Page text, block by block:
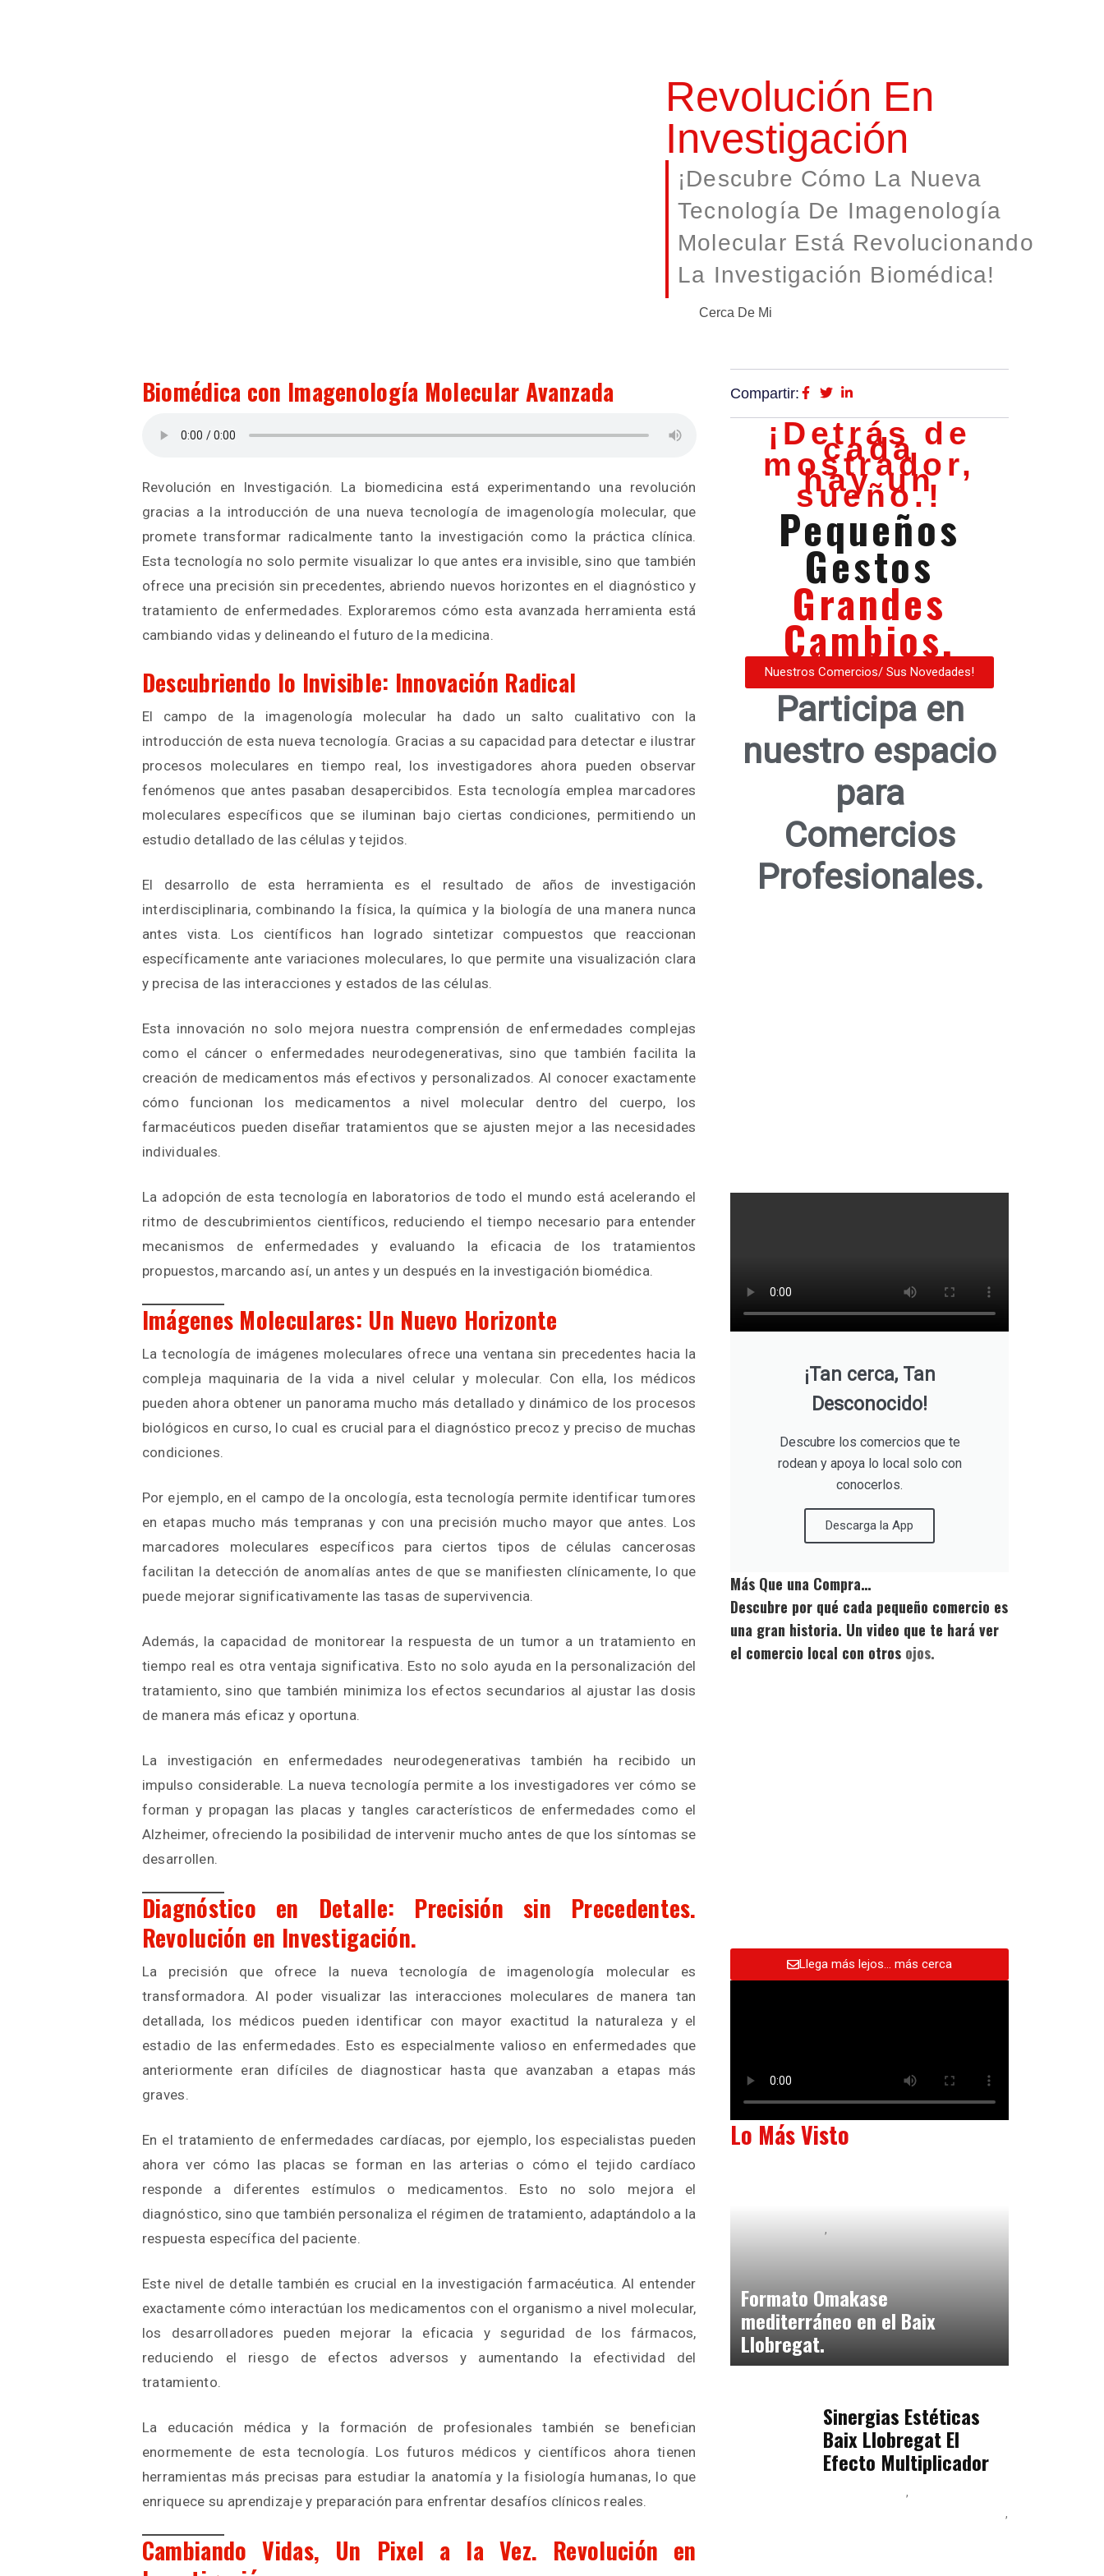
Revolución En
Investigación
¡Descubre Cómo La Nueva
Tecnología De Imagenología
Molecular Está Revolucionando
La Investigación Biomédica!
Cerca De Mi
Biomédica con Imagenología Molecular Avanzada
Revolución en Investigación. La biomedicina está experimentando una revolución
gracias a la introducción de una nueva tecnología de imagenología molecular, que
promete transformar radicalmente tanto la investigación como la práctica clínica.
Esta tecnología no solo permite visualizar lo que antes era invisible, sino que también
ofrece una precisión sin precedentes, abriendo nuevos horizontes en el diagnóstico y
tratamiento de enfermedades. Exploraremos cómo esta avanzada herramienta está
cambiando vidas y delineando el futuro de la medicina.
Descubriendo lo Invisible: Innovación Radical
El campo de la imagenología molecular ha dado un salto cualitativo con la
introducción de esta nueva tecnología. Gracias a su capacidad para detectar e ilustrar
procesos moleculares en tiempo real, los investigadores ahora pueden observar
fenómenos que antes pasaban desapercibidos. Esta tecnología emplea marcadores
moleculares específicos que se iluminan bajo ciertas condiciones, permitiendo un
estudio detallado de las células y tejidos.
El desarrollo de esta herramienta es el resultado de años de investigación
interdisciplinaria, combinando la física, la química y la biología de una manera nunca
antes vista. Los científicos han logrado sintetizar compuestos que reaccionan
específicamente ante variaciones moleculares, lo que permite una visualización clara
y precisa de las interacciones y estados de las células.
Esta innovación no solo mejora nuestra comprensión de enfermedades complejas
como el cáncer o enfermedades neurodegenerativas, sino que también facilita la
creación de medicamentos más efectivos y personalizados. Al conocer exactamente
cómo funcionan los medicamentos a nivel molecular dentro del cuerpo, los
farmacéuticos pueden diseñar tratamientos que se ajusten mejor a las necesidades
individuales.
La adopción de esta tecnología en laboratorios de todo el mundo está acelerando el
ritmo de descubrimientos científicos, reduciendo el tiempo necesario para entender
mecanismos de enfermedades y evaluando la eficacia de los tratamientos
propuestos, marcando así, un antes y un después en la investigación biomédica.
Imágenes Moleculares: Un Nuevo Horizonte
La tecnología de imágenes moleculares ofrece una ventana sin precedentes hacia la
compleja maquinaria de la vida a nivel celular y molecular. Con ella, los médicos
pueden ahora obtener un panorama mucho más detallado y dinámico de los procesos
biológicos en curso, lo cual es crucial para el diagnóstico precoz y preciso de muchas
condiciones.
Por ejemplo, en el campo de la oncología, esta tecnología permite identificar tumores
en etapas mucho más tempranas y con una precisión mucho mayor que antes. Los
marcadores moleculares específicos para ciertos tipos de células cancerosas
facilitan la detección de anomalías antes de que se manifiesten clínicamente, lo que
puede mejorar significativamente las tasas de supervivencia.
Además, la capacidad de monitorear la respuesta de un tumor a un tratamiento en
tiempo real es otra ventaja significativa. Esto no solo ayuda en la personalización del
tratamiento, sino que también minimiza los efectos secundarios al ajustar las dosis
de manera más eficaz y oportuna.
La investigación en enfermedades neurodegenerativas también ha recibido un
impulso considerable. La nueva tecnología permite a los investigadores ver cómo se
forman y propagan las placas y tangles característicos de enfermedades como el
Alzheimer, ofreciendo la posibilidad de intervenir mucho antes de que los síntomas se
desarrollen.
Diagnóstico en Detalle: Precisión sin Precedentes.
Revolución en Investigación.
La precisión que ofrece la nueva tecnología de imagenología molecular es
transformadora. Al poder visualizar las interacciones moleculares de manera tan
detallada, los médicos pueden identificar con mayor exactitud la naturaleza y el
estadio de las enfermedades. Esto es especialmente valioso en enfermedades que
anteriormente eran difíciles de diagnosticar hasta que avanzaban a etapas más
graves.
En el tratamiento de enfermedades cardíacas, por ejemplo, los especialistas pueden
ahora ver cómo las placas se forman en las arterias o cómo el tejido cardíaco
responde a diferentes estímulos o medicamentos. Esto no solo mejora el
diagnóstico, sino que también personaliza el régimen de tratamiento, adaptándolo a la
respuesta específica del paciente.
Este nivel de detalle también es crucial en la investigación farmacéutica. Al entender
exactamente cómo interactúan los medicamentos con el organismo a nivel molecular,
los desarrolladores pueden mejorar la eficacia y seguridad de los fármacos,
reduciendo el riesgo de efectos adversos y aumentando la efectividad del
tratamiento.
La educación médica y la formación de profesionales también se benefician
enormemente de esta tecnología. Los futuros médicos y científicos ahora tienen
herramientas más precisas para estudiar la anatomía y la fisiología humanas, lo que
enriquece su aprendizaje y preparación para enfrentar desafíos clínicos reales.
Cambiando Vidas, Un Pixel a la Vez. Revolución en
Compartir:
¡Detrás de
cada
mostrador,
hay un
sueño.!
Pequeños
Gestos
Grandes
Cambios.
Nuestros Comercios/ Sus Novedades!
Participa en
nuestro espacio
para
Comercios
Profesionales.
¡Tan cerca, Tan
Desconocido!
Descubre los comercios que te
rodean y apoya lo local solo con
conocerlos.
Descarga la App
Más Que una Compra…
Descubre por qué cada pequeño comercio es
una gran historia. Un video que te hará ver
el comercio local con otros ojos.
Llega más lejos… más cerca
Lo Más Visto
Formato Omakase
mediterráneo en el Baix
Llobregat.
Sinergias Estéticas
Baix Llobregat El
Efecto Multiplicador